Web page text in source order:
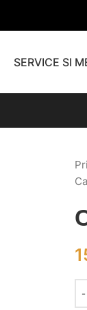
SERVICE SI